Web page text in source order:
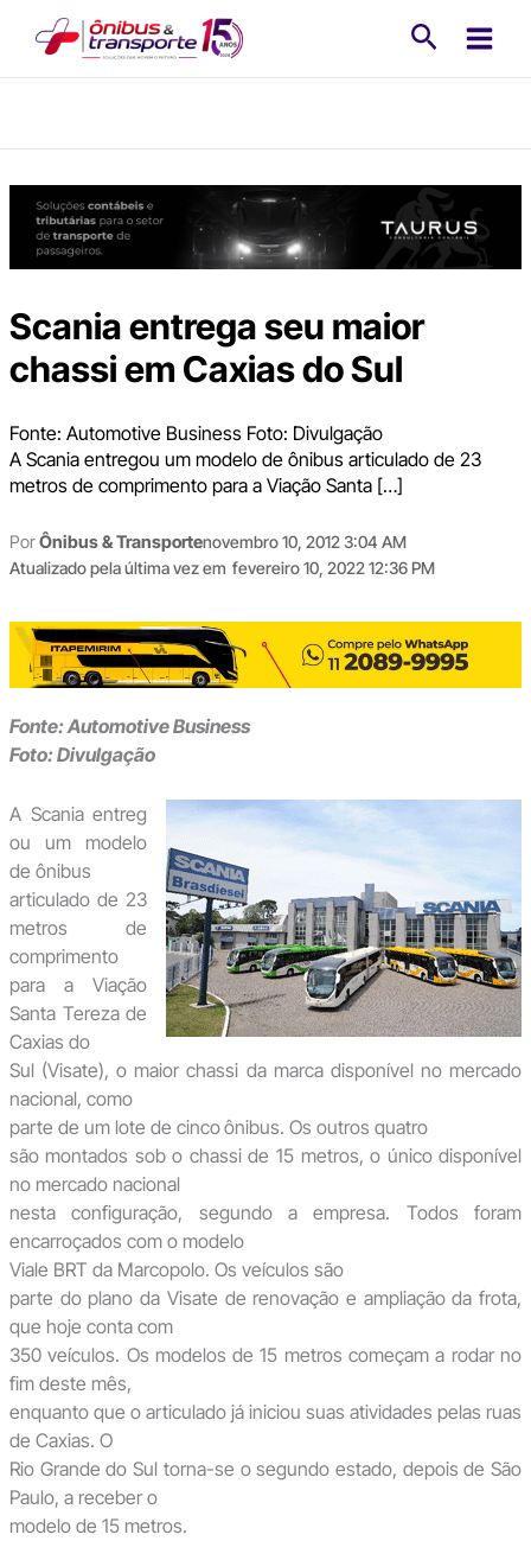
Scania entrega seu maior
chassi em Caxias do Sul
Fonte: Automotive Business Foto: Divulgação
A Scania entregou um modelo de ônibus articulado de 23
metros de comprimento para a Viação Santa […]
PorÔnibus & Transportenovembro 10, 2012 3:04 AM
Atualizado pela última vez em fevereiro 10, 2022 12:36 PM
Fonte: Automotive Business
Foto: Divulgação
A Scania entreg
ou um modelo
de ônibus
articulado de 23
metros de
comprimento
para a Viação
Santa Tereza de
Caxias do
Sul (Visate), o maior chassi da marca disponível no mercado
nacional, como
parte de um lote de cincoônibus. Os outros quatro
são montados sob o chassi de 15 metros, o único disponível
no mercado nacional
nesta configuração, segundo a empresa. Todos foram
encarroçados com o modelo
Viale BRT da Marcopolo. Os veículos são
parte do plano da Visate de renovação e ampliação da frota,
que hoje conta com
350 veículos. Os modelos de 15 metros começam a rodar no
fim deste mês,
enquanto que o articulado já iniciou suas atividades pelas ruas
de Caxias. O
Rio Grande do Sul torna-se o segundo estado, depois de São
Paulo, a receber o
modelo de 15 metros.